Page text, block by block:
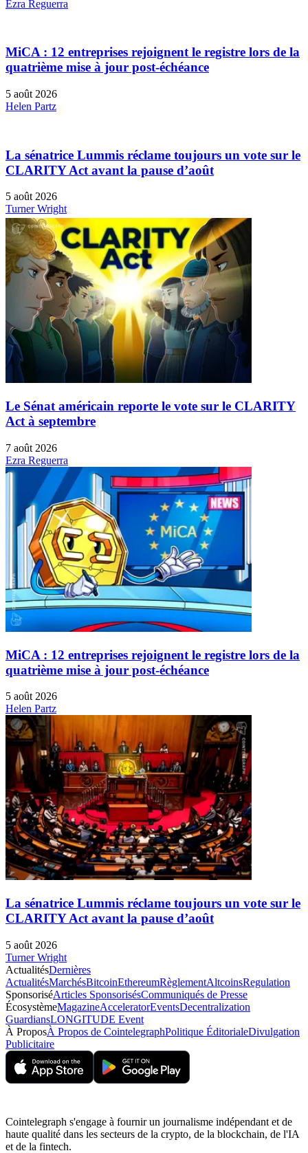
Ezra Reguerra
MiCA : 12 entreprises rejoignent le registre lors de la
quatrième mise à jour post-échéance
5 août 2026
Helen Partz
La sénatrice Lummis réclame toujours un vote sur le
CLARITY Act avant la pause d’août
5 août 2026
Turner Wright
Le Sénat américain reporte le vote sur le CLARITY
Act à septembre
7 août 2026
Ezra Reguerra
MiCA : 12 entreprises rejoignent le registre lors de la
quatrième mise à jour post-échéance
5 août 2026
Helen Partz
La sénatrice Lummis réclame toujours un vote sur le
CLARITY Act avant la pause d’août
5 août 2026
Turner Wright
ActualitésDernières
ActualitésMarchésBitcoinEthereumRèglementAltcoinsRegulation
SponsoriséArticles SponsorisésCommuniqués de Presse
ÉcosystèmeMagazineAcceleratorEventsDecentralization
GuardiansLONGITUDE Event
À ProposÀ Propos de CointelegraphPolitique ÉditorialeDivulgation
Publicitaire
Cointelegraph s'engage à fournir un journalisme indépendant et de
haute qualité dans les secteurs de la crypto, de la blockchain, de l'IA
et de la fintech.